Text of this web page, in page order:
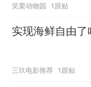
笑栗动物园 1跟贴
实现海鲜自由了
三玖电影推荐 1跟贴